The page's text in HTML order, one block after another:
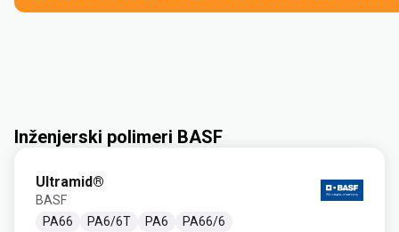
Inženjerski polimeri BASF
Ultramid®
BASF
PA66
PA6/6T PA6
PA66/6